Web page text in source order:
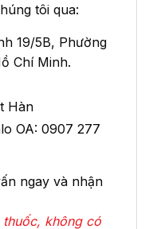
tôi qua:
19/5B, Phường
Chí Minh.
Hàn
OA: 0907 277
ngay và nhận
thuốc, không có